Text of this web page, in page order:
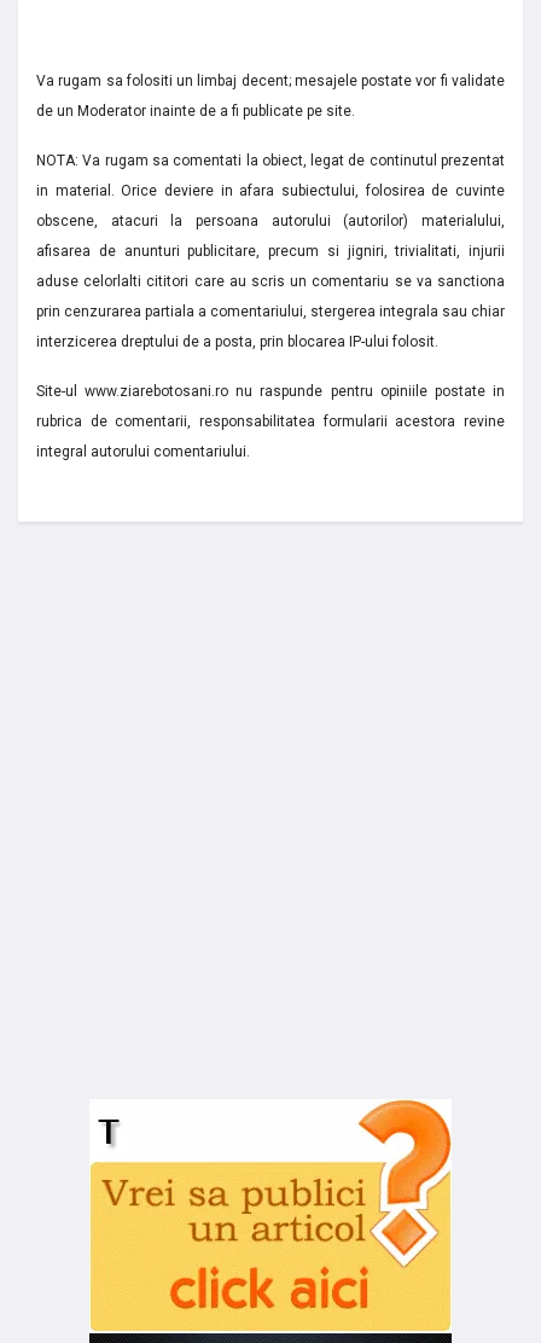
Va rugam sa folositi un limbaj decent; mesajele postate vor fi validate
de un Moderator inainte de a fi publicate pe site.
NOTA: Va rugam sa comentati la obiect, legat de continutul prezentat
in material. Orice deviere in afara subiectului, folosirea de cuvinte
obscene, atacuri la persoana autorului (autorilor) materialului,
afisarea de anunturi publicitare, precum si jigniri, trivialitati, injurii
aduse celorlalti cititori care au scris un comentariu se va sanctiona
prin cenzurarea partiala a comentariului, stergerea integrala sau chiar
interzicerea dreptului de a posta, prin blocarea IP-ului folosit.
Site-ul www.ziarebotosani.ro nu raspunde pentru opiniile postate in
rubrica de comentarii, responsabilitatea formularii acestora revine
integral autorului comentariului.